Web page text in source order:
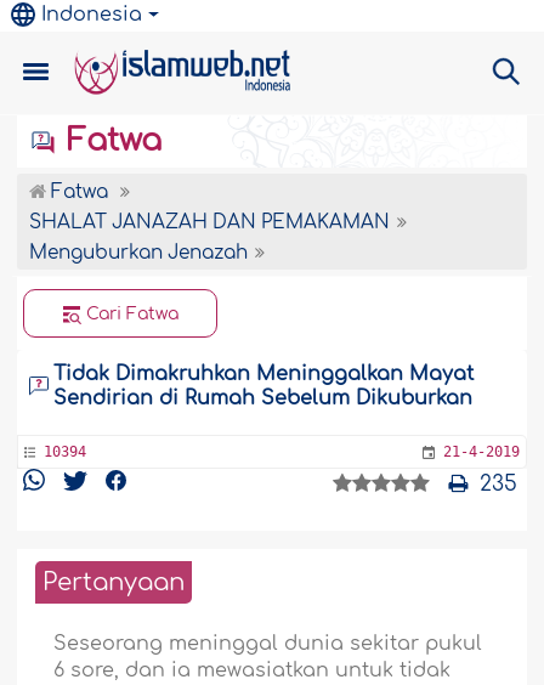
Indonesia
Fatwa
Fatwa
SHALAT JANAZAH DAN PEMAKAMAN
Menguburkan Jenazah
Cari Fatwa
Tidak Dimakruhkan Meninggalkan Mayat
Sendirian di Rumah Sebelum Dikuburkan
10394 21-4-2019
235
Pertanyaan
Seseorang meninggal dunia sekitar pukul
6 sore, dan ia mewasiatkan untuk tidak